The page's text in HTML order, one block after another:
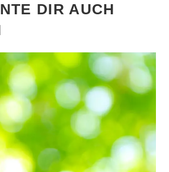
DIR AUCH